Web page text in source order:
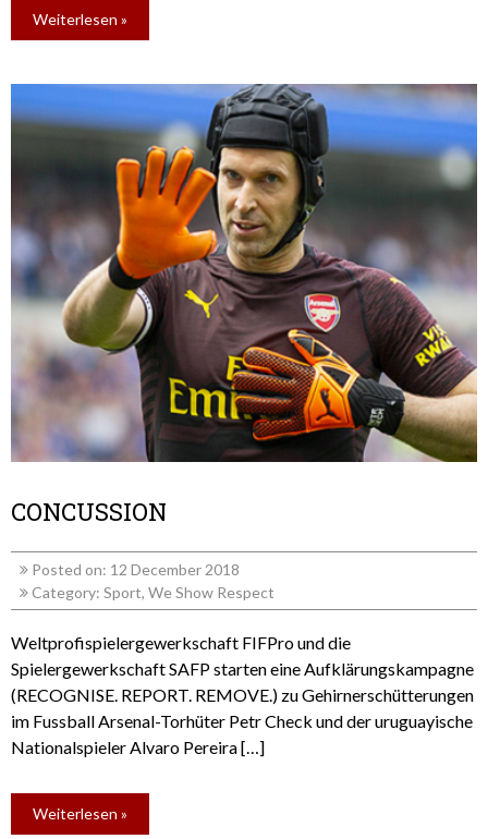
Weiterlesen »
CONCUSSION
Posted on: 12 December 2018
Category: Sport, We Show Respect
Weltprofispielergewerkschaft FIFPro und die
Spielergewerkschaft SAFP starten eine Aufklärungskampagne
(RECOGNISE. REPORT. REMOVE.) zu Gehirnerschütterungen
im Fussball Arsenal-Torhüter Petr Check und der uruguayische
Nationalspieler Alvaro Pereira […]
Weiterlesen »